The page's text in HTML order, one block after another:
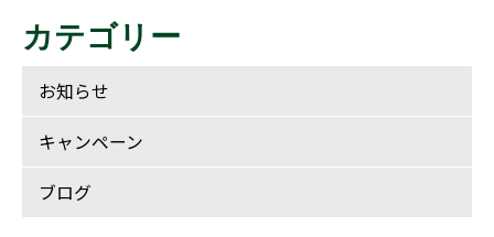
カテゴリー
お知らせ
キャンペーン
ブログ